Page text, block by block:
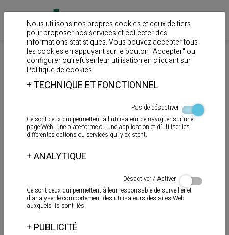
> Produits > Colles pour tuyaux en PVC
Solvants de nettoyage et
lubrifiants pour joints
Nous utilisons nos propres cookies et ceux de tiers
pour proposer nos services et collecter des
informations statistiques. Vous pouvez accepter tous
les cookies en appuyant sur le bouton "Accepter" ou
configurer ou refuser leur utilisation en cliquant sur
Politique de cookies
+TECHNIQUE ET FONCTIONNEL
Pas de désactiver
Ce sont ceux qui permettent à l'utilisateur de naviguer sur une
page Web, une plate-forme ou une application et d'utiliser les
différentes options ou services qui y existent.
+ANALYTIQUE
Désactiver / Activer
Ce sont ceux qui permettent à leur responsable de surveiller et
d'analyser le comportement des utilisateurs des sites Web
auxquels ils sont liés.
+ PUBLICITÉ